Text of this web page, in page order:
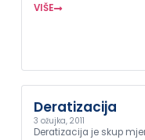
VIŠE
Deratizacija
3 ožujka, 2011
Deratizacija je skup